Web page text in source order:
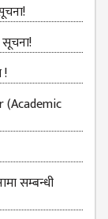
सूचना!
!
(Academic
सम्बन्धी